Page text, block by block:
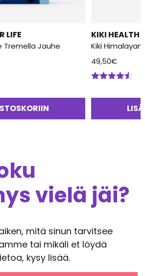
LIFE
Tremella Jauhe
KIKI HEALTH
Kiki Himalayan
49,50€
vielä jäi?
mitä sinun tarvitsee
tai mikäli et löydä
kysy lisää.